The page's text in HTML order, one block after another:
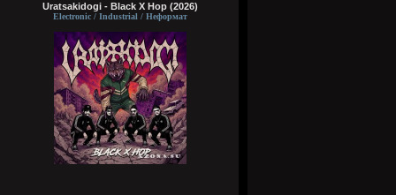
Uratsakidogi - Black X Hop (2026)
Electronic / Industrial / Неформат